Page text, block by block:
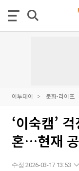
이투데이 문화·라이프
‘이숙캠’
혼…현재
수정 2026-03-17 13:53